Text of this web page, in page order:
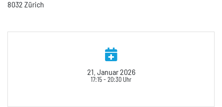
8032 Zürich
21. Januar 2026
17:15 - 20:30 Uhr